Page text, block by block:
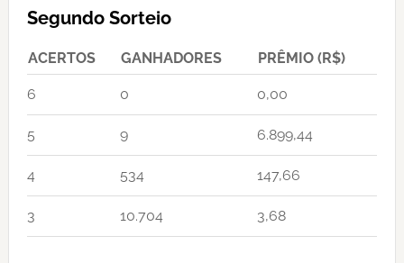
Segundo Sorteio
ACERTOS GANHADORES PRÊMIO (R$)
6 0 0,00
5 9 6.899,44
4 534 147,66
3 10.704 3,68